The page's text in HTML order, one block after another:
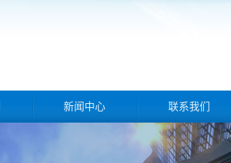
新闻中心 联系我们